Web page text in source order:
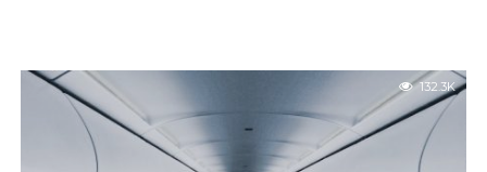
132.3K